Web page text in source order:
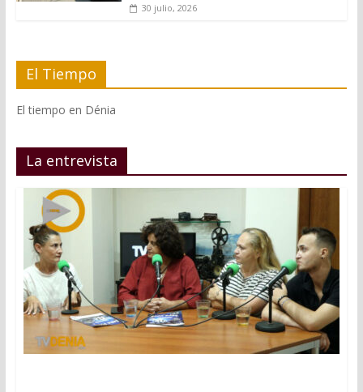
30 julio, 2026
El Tiempo
El tiempo en Dénia
La entrevista